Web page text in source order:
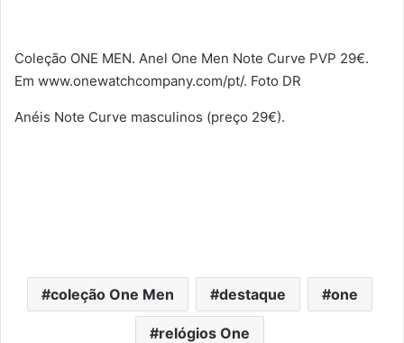
Coleção ONE MEN. Anel One Men Note Curve PVP 29€.
Em www.onewatchcompany.com/pt/. Foto DR
Anéis Note Curve masculinos (preço 29€).
coleção One Men destaque one
relógios One